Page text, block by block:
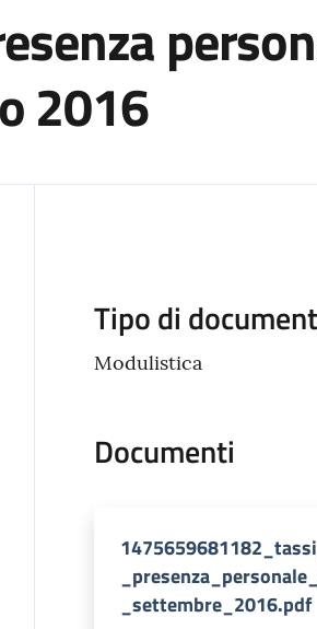
2016
Descrizione
Tipo di
Modulistica
Documenti
_settembre_2016.pdf